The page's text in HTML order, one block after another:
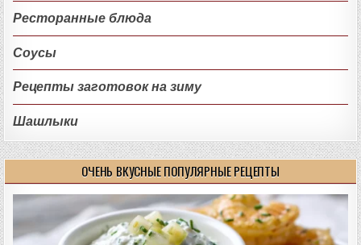
Ресторанные блюда
Соусы
Рецепты заготовок на зиму
Шашлыки
ОЧЕНЬ ВКУСНЫЕ ПОПУЛЯРНЫЕ РЕЦЕПТЫ